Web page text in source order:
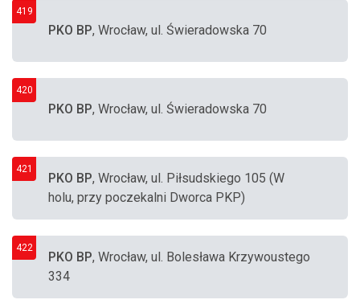
419
PKO BP, Wrocław, ul. Świeradowska 70
420
PKO BP, Wrocław, ul. Świeradowska 70
421
PKO BP, Wrocław, ul. Piłsudskiego 105 (W
holu, przy poczekalni Dworca PKP)
422
PKO BP, Wrocław, ul. Bolesława Krzywoustego
334